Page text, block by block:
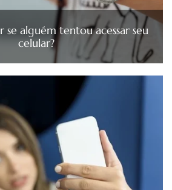
alguém tentou acessar seu
celular?